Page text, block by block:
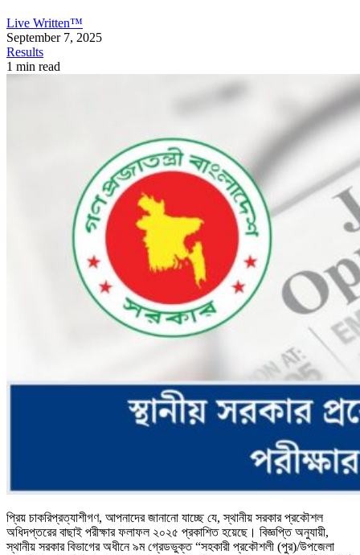
Live Written™
September 7, 2025
Results
1 min read
প্রিয় চাকরিপ্রত্যাশীগণ, আপনাদের জানানো যাচ্ছে যে, স্থানীয় সরকার প্রকৌশল
অধিদপ্তরের বাছাই পরীক্ষার ফলাফল ২০২৫ প্রকাশিত হয়েছে। বিজ্ঞপ্তি অনুযায়ী,
স্থানীয় সরকার বিভাগের অধীনে ৯ম গ্রেডভুক্ত “সহকারী প্রকৌশলী (পুর)/উপজেলা